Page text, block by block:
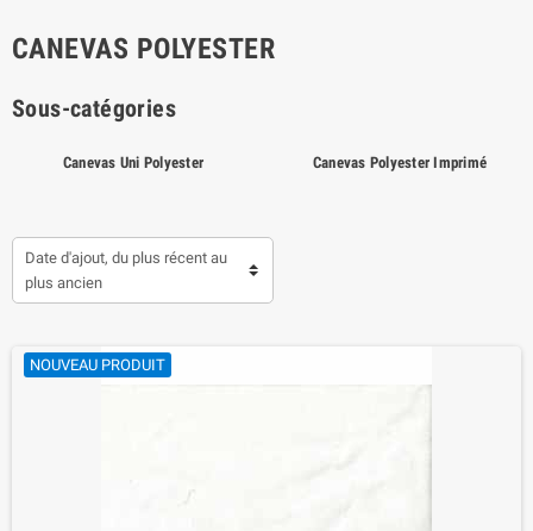
CANEVAS POLYESTER
Sous-catégories
Canevas Uni Polyester Canevas Polyester Imprimé
Date d'ajout, du plus récent au
plus ancien
NOUVEAU PRODUIT